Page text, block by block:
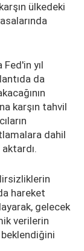
ülkedeki
yıl
da
karşın tahvil
dahil
hareket
gelecek
verilerin